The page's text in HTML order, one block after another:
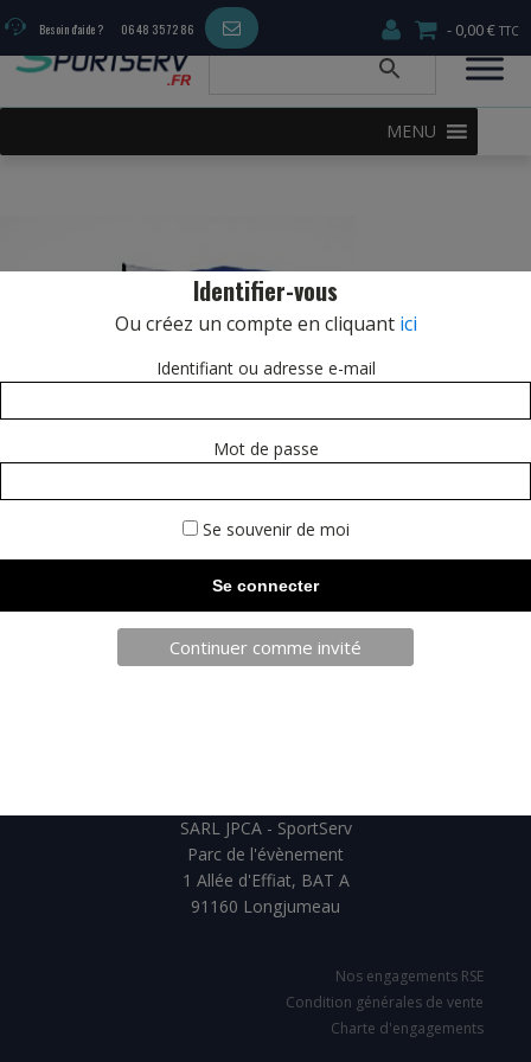
Besoin d'aide ? 06 48 35 72 86 0,00 €
MENU
SARL JPCA - SportServ
Parc de l'évènement
1 Allée d'Effiat, BAT A
91160 Longjumeau
Nos engagements RSE
Condition générales de vente
Charte d'engagements
Identifier-vous
Ou créez un compte en cliquant ici
Identifiant ou adresse e-mail
Mot de passe
Se souvenir de moi
Continuer comme invité